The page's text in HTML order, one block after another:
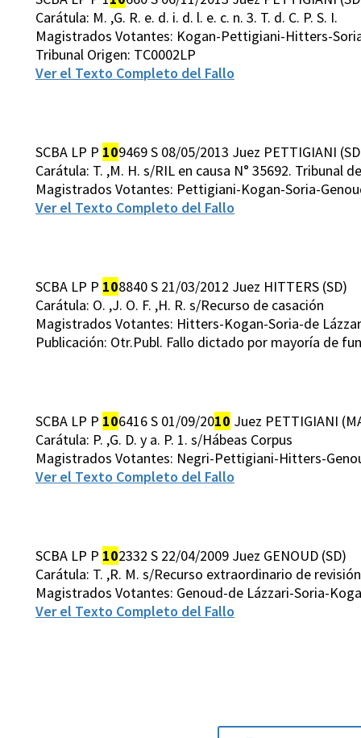
Carátula: M. ,G. R. e. d. i. d. l. e. c. n. 3. T. d. C. P. S. I.
Magistrados Votantes: Kogan-Pettigiani-Hitters-
Tribunal Origen: TC0002LP
Ver el Texto Completo del Fallo
SCBA LP P 109469 S 08/05/2013 Juez PETTIGIANI
Carátula: T. ,M. H. s/RIL en causa N° 35692. Tribunal
Magistrados Votantes: Pettigiani-Kogan-Soria-
Ver el Texto Completo del Fallo
SCBA LP P 108840 S 21/03/2012 Juez HITTERS (SD)
Carátula: O. ,J. O. F. ,H. R. s/Recurso de casación
Magistrados Votantes: Hitters-Kogan-Soria-de
Publicación: Otr.Publ. Fallo dictado por mayoría de
SCBA LP P 106416 S 01/09/2010 Juez PETTIGIANI
Carátula: P. ,G. D. y a. P. 1. s/Hábeas Corpus
Magistrados Votantes: Negri-Pettigiani-Hitters-
Ver el Texto Completo del Fallo
SCBA LP P 102332 S 22/04/2009 Juez GENOUD (SD)
Carátula: T. ,R. M. s/Recurso extraordinario de revisión
Magistrados Votantes: Genoud-de Lázzari-Soria-
Ver el Texto Completo del Fallo